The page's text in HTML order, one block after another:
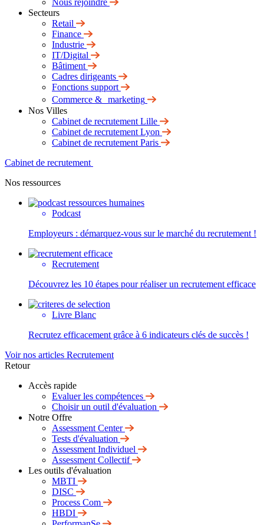
Nous rejoindre
Secteurs
Retail
Finance
Industrie
IT/Digital
Bâtiment
Cadres dirigeants
Fonctions support
Commerce & marketing
Nos Villes
Cabinet de recrutement Lille
Cabinet de recrutement Lyon
Cabinet de recrutement Paris
Cabinet de recrutement
Nos ressources
Podcast
Employeurs : démarquez-vous sur le marché du recrutement !
Recrutement
Découvrez les 10 étapes pour réaliser un recrutement efficace
Livre Blanc
Recrutez efficacement grâce à 6 indicateurs clés de succès !
Voir nos articles Recrutement
Retour
Accès rapide
Evaluer les compétences
Choisir un outil d'évaluation
Notre Offre
Assessment Center
Tests d'évaluation
Assessment Individuel
Assessment Collectif
Les outils d'évaluation
MBTI
DISC
Process Com
HBDI